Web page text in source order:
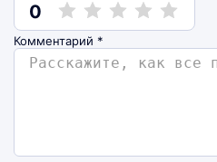
0
Комментарий *